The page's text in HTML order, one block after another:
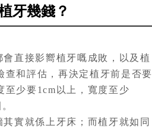
牙幾錢？
直接影嚮植牙嘅成敗，以及植
查和評估，再決定植牙前是否要
至少要1cm以上，寬度至少
實就係上牙床；而植牙就如同